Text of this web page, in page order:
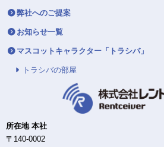
弊社へのご提案
お知らせ一覧
マスコットキャラクター「トラシバ」
トラシバの部屋
所在地 本社
〒140-0002